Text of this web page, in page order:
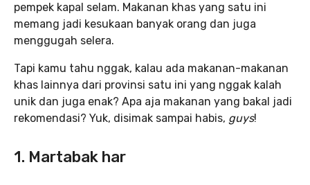
pempek kapal selam. Makanan khas yang satu ini
memang jadi kesukaan banyak orang dan juga
menggugah selera.
Tapi kamu tahu nggak, kalau ada makanan-makanan
khas lainnya dari provinsi satu ini yang nggak kalah
unik dan juga enak? Apa aja makanan yang bakal jadi
rekomendasi? Yuk, disimak sampai habis, guys!
1. Martabak har